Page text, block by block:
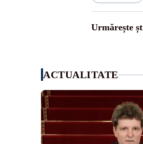
Urmărește
ACTUALITATE